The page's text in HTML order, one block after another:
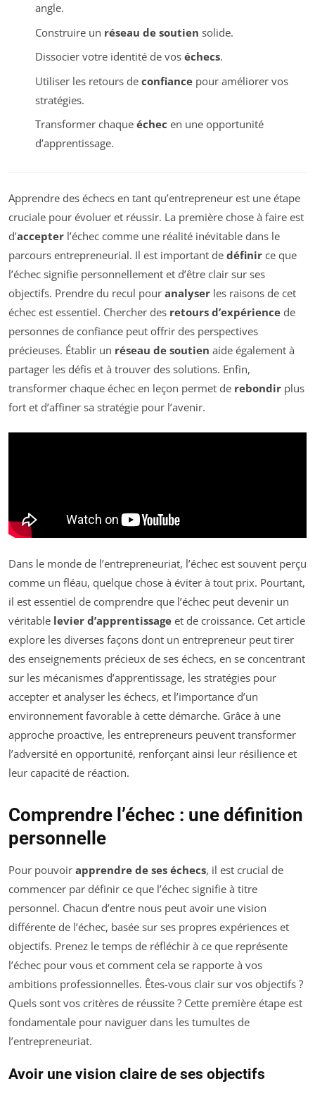
angle.
Construire un réseau de soutien solide.
Dissocier votre identité de vos échecs.
Utiliser les retours de confiancepour améliorer vos
stratégies.
Transformer chaque échec en une opportunité
d’apprentissage.
Apprendre des échecs en tant qu’entrepreneur est une étape
cruciale pour évoluer et réussir. La première chose à faire est
d’accepter l’échec comme une réalité inévitable dans le
parcours entrepreneurial. Il est important de définir ce que
l’échec signifie personnellement et d’être clair sur ses
objectifs. Prendre du recul pour analyser les raisons de cet
échec est essentiel. Chercher des retours d’expérience de
personnes de confiance peut offrir des perspectives
précieuses. Établir un réseau de soutien aide également à
partager les défis et à trouver des solutions. Enfin,
transformer chaque échec en leçon permet de rebondir plus
fort et d’affiner sa stratégie pour l’avenir.
Dans le monde de l’entrepreneuriat, l’échec est souvent perçu
comme un fléau, quelque chose à éviter à tout prix. Pourtant,
il est essentiel de comprendre que l’échec peut devenir un
véritable levier d’apprentissage et de croissance. Cet article
explore les diverses façons dont un entrepreneur peut tirer
des enseignements précieux de ses échecs, en se concentrant
sur les mécanismes d’apprentissage, les stratégies pour
accepter et analyser les échecs, et l’importance d’un
environnement favorable à cette démarche. Grâce à une
approche proactive, les entrepreneurs peuvent transformer
l’adversité en opportunité, renforçant ainsi leur résilience et
leur capacité de réaction.
Comprendre l’échec : une définition
personnelle
Pour pouvoir apprendre de ses échecs, il est crucial de
commencer par définir ce que l’échec signifie à titre
personnel. Chacun d’entre nous peut avoir une vision
différente de l’échec, basée sur ses propres expériences et
objectifs. Prenez le temps de réfléchir à ce que représente
l’échec pour vous et comment cela se rapporte à vos
ambitions professionnelles. Êtes-vous clair sur vos objectifs ?
Quels sont vos critères de réussite ? Cette première étape est
fondamentale pour naviguer dans les tumultes de
l’entrepreneuriat.
Avoir une vision claire de ses objectifs